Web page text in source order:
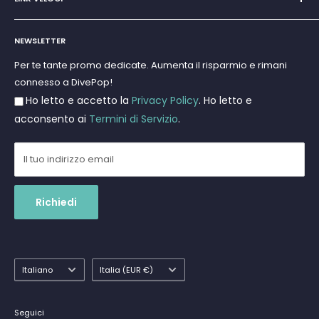
Marchi
Subacquea
Apnea e Spearfishing
Gift Cards
Cerca
Termini e Condizioni
Privacy Policy
Resi e Rimborsi
Spedizioni
NEWSLETTER
Per te tante promo dedicate. Aumenta il risparmio e rimani
connesso a DivePop!
Ho letto e accetto la Privacy Policy. Ho letto e
acconsento ai Termini di Servizio.
Il tuo indirizzo email
Richiedi
Lingua
Italiano Paese
Italia (EUR €)
Seguici